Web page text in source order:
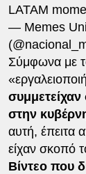
LATAM
— Memes
Σύμφωνα με
στην
αυτή, έπειτα
είχαν σκοπό
Βίντεο που